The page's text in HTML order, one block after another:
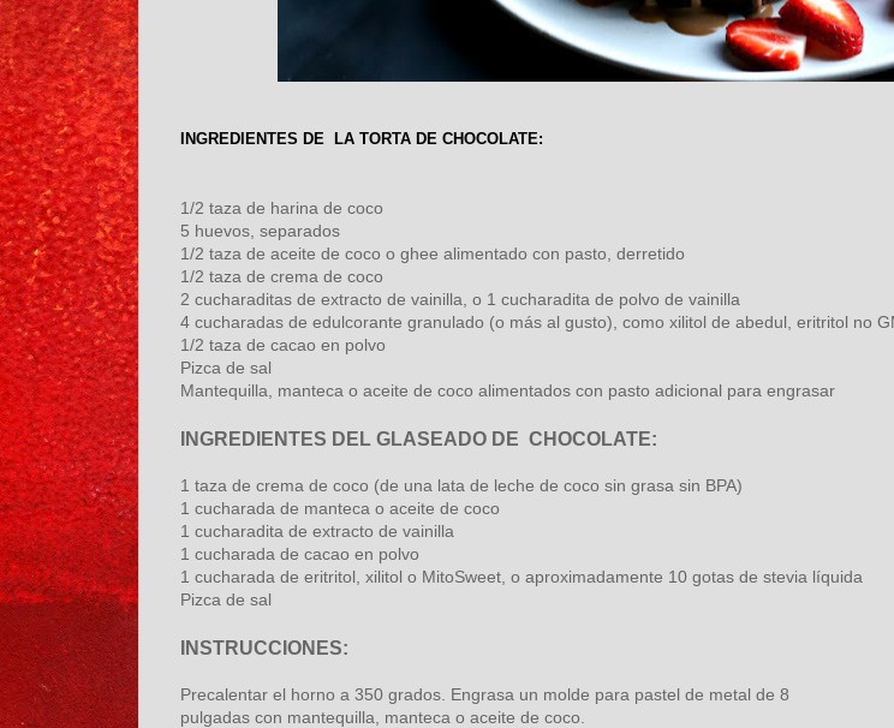
INGREDIENTES DE LA TORTA DE CHOCOLATE:
1/2 taza de harina de coco
5 huevos, separados
1/2 taza de aceite de coco o ghee alimentado con pasto, derretido
1/2 taza de crema de coco
2 cucharaditas de extracto de vainilla, o 1 cucharadita de polvo de vainilla
4 cucharadas de edulcorante granulado (o más al gusto), como xilitol de abedul, eritritol no
1/2 taza de cacao en polvo
Pizca de sal
Mantequilla, manteca o aceite de coco alimentados con pasto adicional para engrasar
INGREDIENTES DEL GLASEADO DE CHOCOLATE:
1 taza de crema de coco (de una lata de leche de coco sin grasa sin BPA)
1 cucharada de manteca o aceite de coco
1 cucharadita de extracto de vainilla
1 cucharada de cacao en polvo
1 cucharada de eritritol, xilitol o MitoSweet, o aproximadamente 10 gotas de stevia líquida
Pizca de sal
INSTRUCCIONES:
Precalentar el horno a 350 grados. Engrasa un molde para pastel de metal de 8
pulgadas con mantequilla, manteca o aceite de coco.